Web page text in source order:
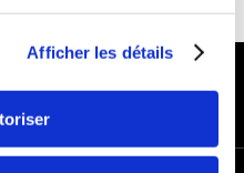
Afficher les détails